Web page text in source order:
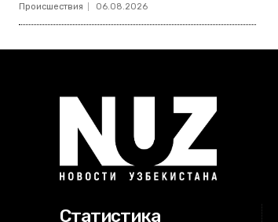
Происшествия 06.08.2026
Статистика